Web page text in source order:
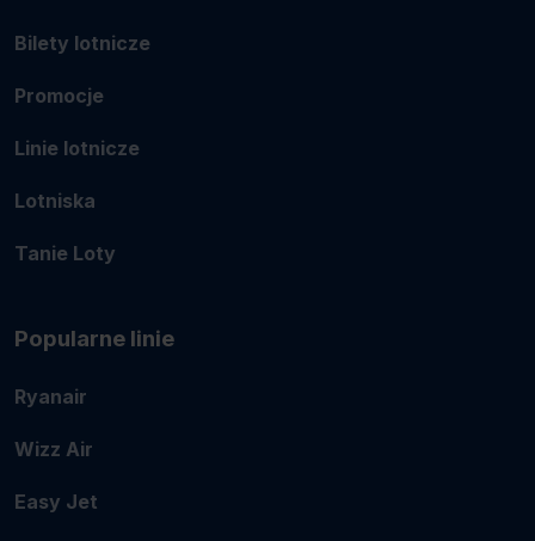
Bilety lotnicze
Promocje
Linie lotnicze
Lotniska
Tanie Loty
Popularne linie
Ryanair
Wizz Air
Easy Jet